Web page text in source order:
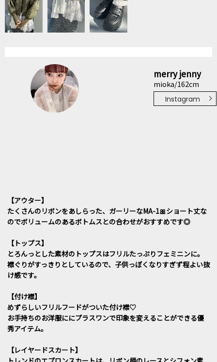
merry jenny
mioka/162cm
Instagram
【アウター】
たくさんのリボンをあしらった、ガーリーなMA-1🎀ショート丈な
のでボリュームのあるボトムスとの合わせがおすすめです◎
【トップス】
とろんっとした素材のトップスはフリルたっぷりフェミニンに。
襟ぐりがすっきりとしているので、子供っぽくなりすぎず程よい抜
け感です。
【付け襟】
めずらしいフリルフードがついた付け襟♡
お手持ちのお洋服ににプラスワンで印象を変えることができる優
秀アイテム。
【レイヤードスカート】